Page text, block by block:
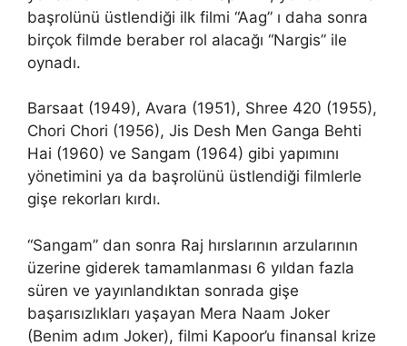
başrolünü üstlendiği ilk filmi “Aag” ı daha sonra
birçok filmde beraber rol alacağı “Nargis” ile
oynadı.
Barsaat (1949), Avara (1951), Shree 420 (1955),
Chori Chori (1956), Jis Desh Men Ganga Behti
Hai (1960) ve Sangam (1964) gibi yapımını
yönetimini ya da başrolünü üstlendiği filmlerle
gişe rekorları kırdı.
“Sangam” dan sonra Raj hırslarının arzularının
üzerine giderek tamamlanması 6 yıldan fazla
süren ve yayınlandıktan sonrada gişe
başarısızlıkları yaşayan Mera Naam Joker
(Benim adım Joker), filmi Kapoor’u finansal krize